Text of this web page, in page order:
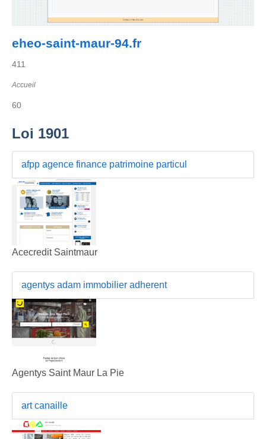
eheo-saint-maur-94.fr
411
Accueil
60
Loi 1901
afpp agence finance patrimoine particul
Acecredit Saintmaur
agentys adam immobilier adherent
Agentys Saint Maur La Pie
art canaille